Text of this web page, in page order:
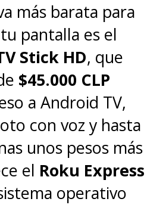
más barata para
pantalla es el
Stick HD, que
$45.000 CLP
a Android TV,
con voz y hasta
unos pesos más
el Roku Express
operativo